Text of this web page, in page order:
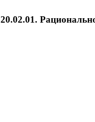
20.02.01.